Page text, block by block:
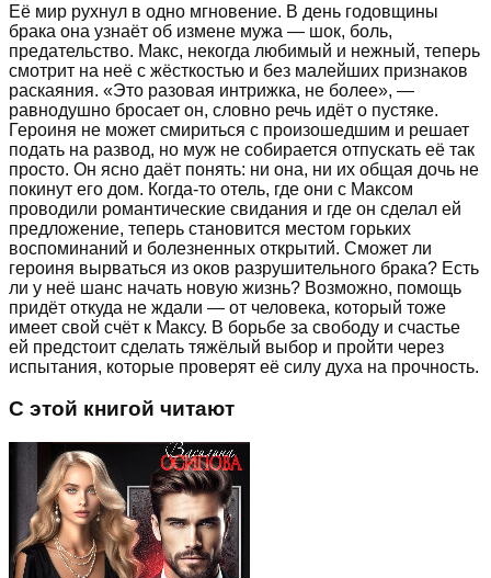
Её мир рухнул в одно мгновение. В день годовщины
брака она узнаёт об измене мужа — шок, боль,
предательство. Макс, некогда любимый и нежный, теперь
смотрит на неё с жёсткостью и без малейших признаков
раскаяния. «Это разовая интрижка, не более», —
равнодушно бросает он, словно речь идёт о пустяке.
Героиня не может смириться с произошедшим и решает
подать на развод, но муж не собирается отпускать её так
просто. Он ясно даёт понять: ни она, ни их общая дочь не
покинут его дом. Когда-то отель, где они с Максом
проводили романтические свидания и где он сделал ей
предложение, теперь становится местом горьких
воспоминаний и болезненных открытий. Сможет ли
героиня вырваться из оков разрушительного брака? Есть
ли у неё шанс начать новую жизнь? Возможно, помощь
придёт откуда не ждали — от человека, который тоже
имеет свой счёт к Максу. В борьбе за свободу и счастье
ей предстоит сделать тяжёлый выбор и пройти через
испытания, которые проверят её силу духа на прочность.
С этой книгой читают